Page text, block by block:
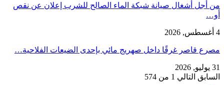
من أجل أشغال صيانة شبكة الماء الصالح للشرب إعلان عن نقص
أو…
4 أغسطس, 2026
مصرع قاصر غرقًا داخل صهريج مائي بإحدى الضيعات الفلاحية…
31 يوليو, 2026
السابق التالي 1 من 574